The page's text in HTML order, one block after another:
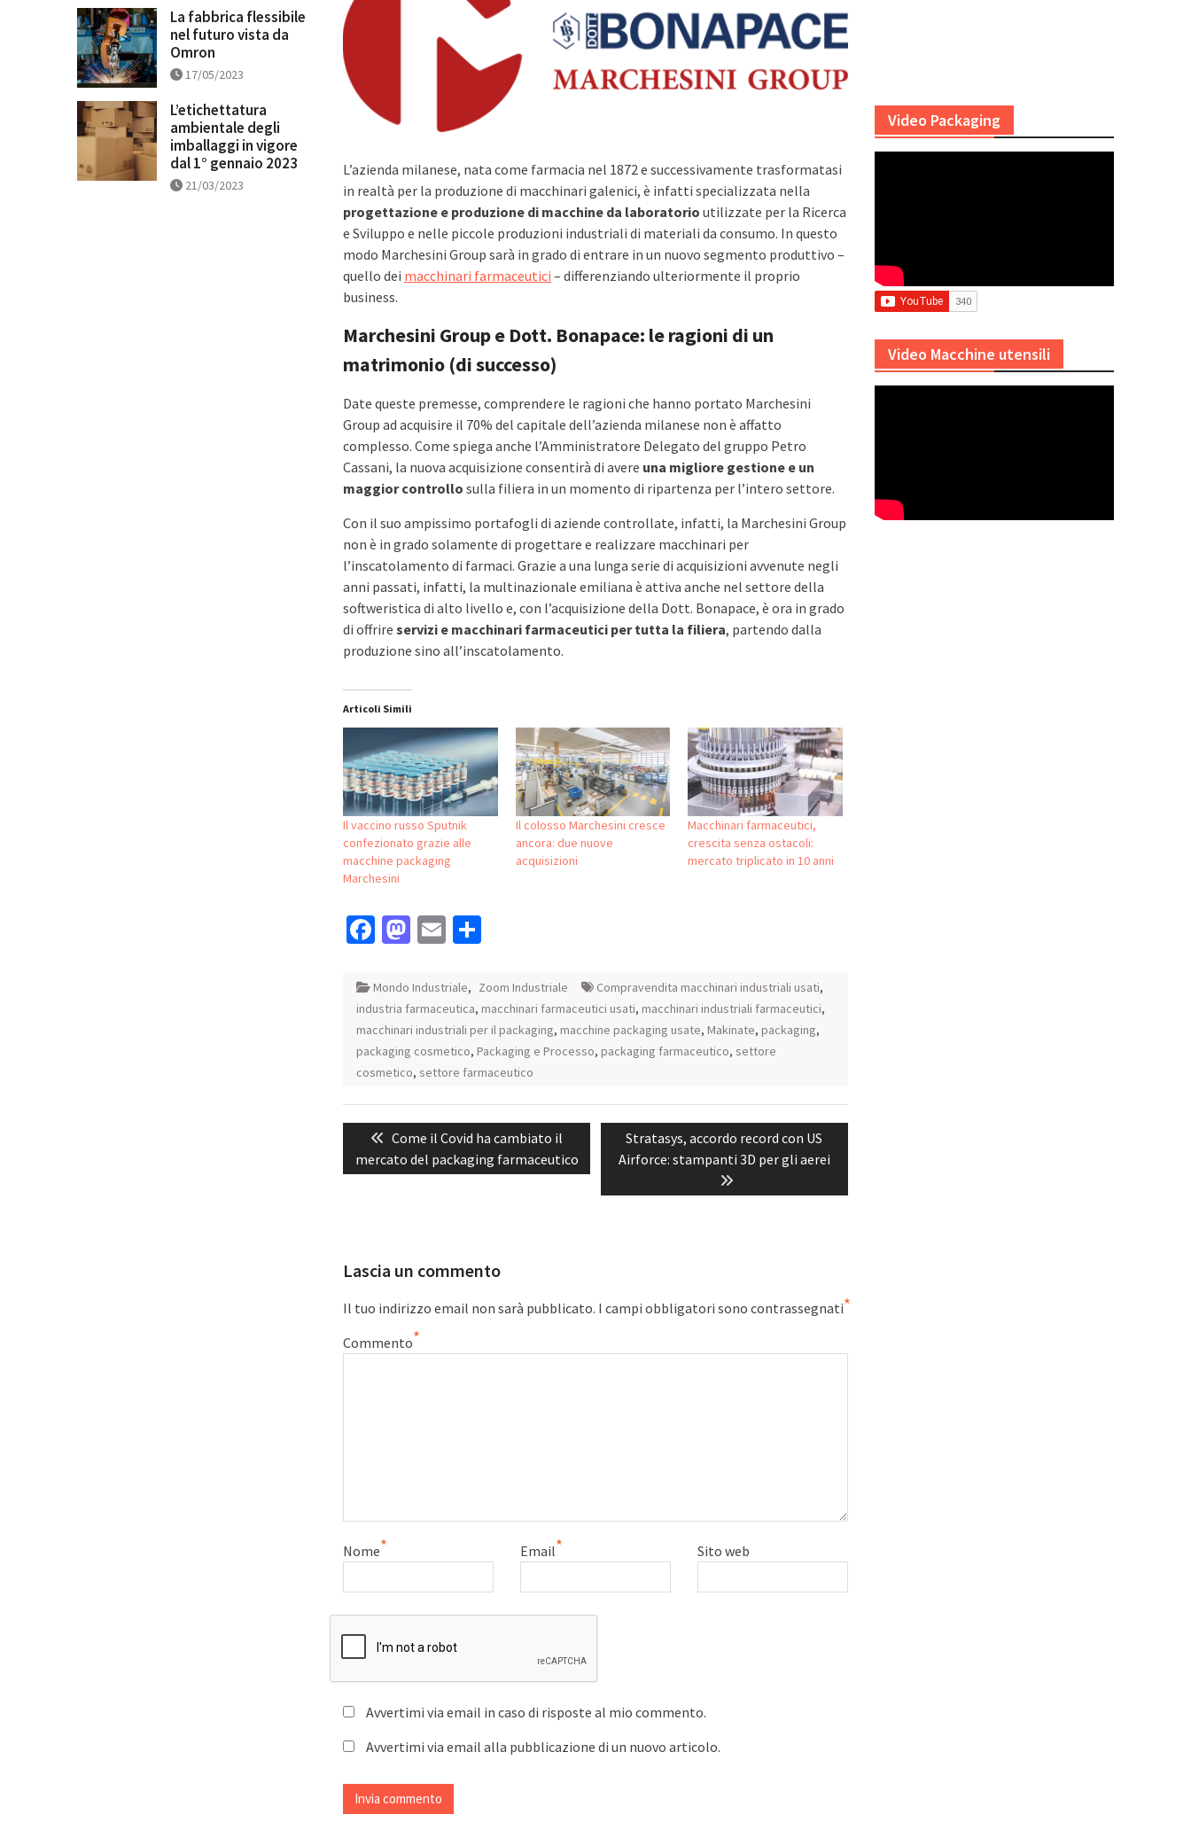
L’azienda milanese, nata come farmacia nel 1872 e successivamente trasformatasi
in realtà per la produzione di macchinari galenici, è infatti specializzata nella
progettazione e produzione di macchine da laboratorio utilizzate per la Ricerca
e Sviluppo e nelle piccole produzioni industriali di materiali da consumo. In questo
modo Marchesini Group sarà in grado di entrare in un nuovo segmento produttivo –
quello dei macchinari farmaceutici – differenziando ulteriormente il proprio
business.
Marchesini Group e Dott. Bonapace: le ragioni di un
matrimonio (di successo)
Date queste premesse, comprendere le ragioni che hanno portato Marchesini
Group ad acquisire il 70% del capitale dell’azienda milanese non è affatto
complesso. Come spiega anche l’Amministratore Delegato del gruppo Petro
Cassani, la nuova acquisizione consentirà di avere una migliore gestione e un
maggior controllo sulla filiera in un momento di ripartenza per l’intero settore.
Con il suo ampissimo portafogli di aziende controllate, infatti, la Marchesini Group
non è in grado solamente di progettare e realizzare macchinari per
l’inscatolamento di farmaci. Grazie a una lunga serie di acquisizioni avvenute negli
anni passati, infatti, la multinazionale emiliana è attiva anche nel settore della
softweristica di alto livello e, con l’acquisizione della Dott. Bonapace, è ora in grado
di offrire servizi e macchinari farmaceutici per tutta la filiera, partendo dalla
produzione sino all’inscatolamento.
Articoli Simili
Il vaccino russo Sputnik
confezionato grazie alle
macchine packaging
Marchesini
Il colosso Marchesini cresce
ancora: due nuove
acquisizioni
Macchinari farmaceutici,
crescita senza ostacoli:
mercato triplicato in 10 anni
Facebook
Mastodon
Email
Mondo Industriale, Zoom Industriale Compravendita macchinari industriali usati,
industria farmaceutica, macchinari farmaceutici usati, macchinari industriali farmaceutici,
macchinari industriali per il packaging, macchine packaging usate, Makinate, packaging,
packaging cosmetico, Packaging e Processo, packaging farmaceutico, settore
cosmetico, settore farmaceutico
Navigazione
articoliPrevious
post:
Come il Covid ha cambiato il
mercato del packaging farmaceutico
Next
post:
Stratasys, accordo record con US
Airforce: stampanti 3D per gli aerei
Lascia un commento
Il tuo indirizzo email non sarà pubblicato. I campi obbligatori sono contrassegnati*
Commento*
Nome* Email* Sito web
Avvertimi via email in caso di risposte al mio commento.
Avvertimi via email alla pubblicazione di un nuovo articolo.
Video Packaging
Video Macchine utensili
La fabbrica flessibile
nel futuro vista da
Omron
17/05/2023
L’etichettatura
ambientale degli
imballaggi in vigore
dal 1° gennaio 2023
21/03/2023